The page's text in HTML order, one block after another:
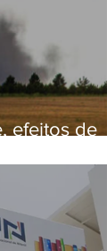
efeitos de